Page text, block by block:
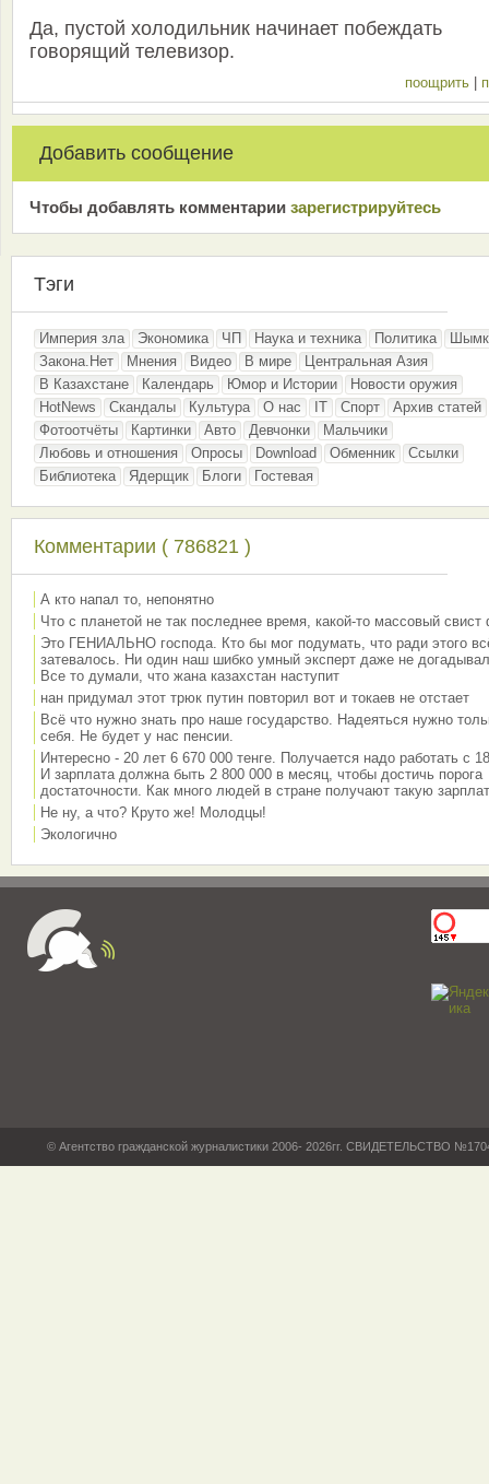
Да, пустой холодильник начинает побеждать
говорящий телевизор.
поощрить |
Добавить сообщение
Чтобы добавлять комментарии зарeгиcтрирyйтeсь
Тэги
Империя зла Экономика ЧП Наука и техника Политика
Закона.Нет
Мнения Видео В мире
Центральная Азия
В Казахстане
Календарь Юмор и Истории
Новости оружия
HotNews
Скандалы Культура О нас IT Спорт
Архив статей
Фотоотчёты
Картинки Авто Девчонки
Мальчики
Любовь и отношения
Опросы Download Обменник
Ссылки
Библиотека
Ядерщик Блоги Гостевая
Комментарии ( 786821 )
А кто напал то, непонятно
Что с планетой не так последнее время, какой-то массовый свист
Это ГЕНИАЛЬНО господа. Кто бы мог подумать, что ради этого
затевалось. Ни один наш шибко умный эксперт даже не
Все то думали, что жана казахстан наступит
нан придумал этот трюк путин повторил вот и токаев не отстает
Всё что нужно знать про наше государство. Надеяться нужно
себя. Не будет у нас пенсии.
Интересно - 20 лет 6 670 000 тенге. Получается надо работать с
И зарплата должна быть 2 800 000 в месяц, чтобы достичь порога
достаточности. Как много людей в стране получают такую
Не ну, а что? Круто же! Молодцы!
Экологично
© Агентство гражданской журналистики 2006- 2026гг. СВИДЕТЕЛЬСТВО